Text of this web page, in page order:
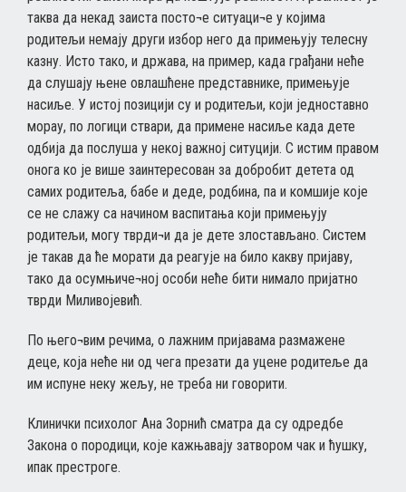
таква да некад заиста посто¬е ситуаци¬е у којима
родитељи немају други избор него да примењују телесну
казну. Исто тако, и држава, на пример, када грађани неће
да слушају њене овлашћене представнике, примењује
насиље. У истој позицији су и родитељи, који једноставно
морау, по логици ствари, да примене насиље када дете
одбија да послуша у некој важној ситуцији. С истим правом
онога ко је више заинтересован за добробит детета од
самих родитеља, бабе и деде, родбина, па и комшије које
се не слажу са начином васпитања који примењују
родитељи, могу тврди¬и да је дете злостављано. Систем
је такав да ће морати да реагује на било какву пријаву,
тако да осумњиче¬ној особи неће бити нимало пријатно
тврди Миливојевић.
По њего¬вим речима, о лажним пријавама размажене
деце, која неће ни од чега презати да уцене родитеље да
им испуне неку жељу, не треба ни говорити.
Клинички психолог Ана Зорнић сматра да су одредбе
Закона о породици, које кажњавају затвором чак и ћушку,
ипак престроге.